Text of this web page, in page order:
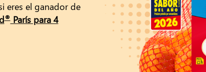
eres el ganador de
®París para 4